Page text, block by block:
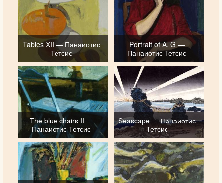
Tables XII — Панаиотис
Тетсис
Portrait of A. G —
Панаиотис Тетсис
The blue chairs II —
Панаиотис Тетсис
Seascape — Панаиотис
Тетсис